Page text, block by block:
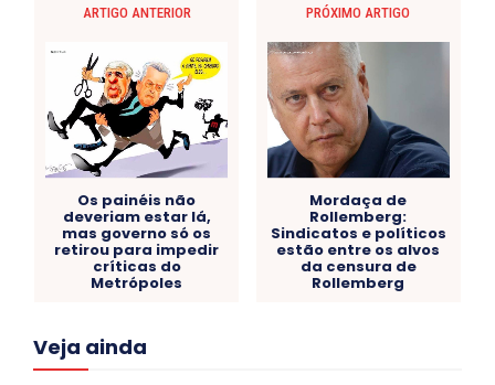
ARTIGO ANTERIOR
Os painéis não
deveriam estar lá,
mas governo só os
retirou para impedir
críticas do
Metrópoles
PRÓXIMO ARTIGO
Mordaça de
Rollemberg:
Sindicatos e políticos
estão entre os alvos
da censura de
Rollemberg
Veja ainda
Acre